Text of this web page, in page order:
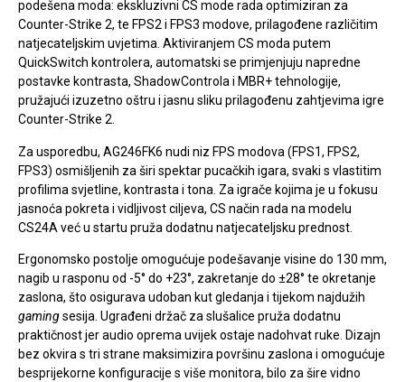
podešena moda: ekskluzivni CS mode rada optimiziran za
Counter-Strike 2, te FPS2 i FPS3 modove, prilagođene različitim
natjecateljskim uvjetima. Aktiviranjem CS moda putem
QuickSwitch kontrolera, automatski se primjenjuju napredne
postavke kontrasta, ShadowControla i MBR+ tehnologije,
pružajući izuzetno oštru i jasnu sliku prilagođenu zahtjevima igre
Counter-Strike 2.
Za usporedbu, AG246FK6 nudi niz FPS modova (FPS1, FPS2,
FPS3) osmišljenih za širi spektar pucačkih igara, svaki s vlastitim
profilima svjetline, kontrasta i tona. Za igrače kojima je u fokusu
jasnoća pokreta i vidljivost ciljeva, CS način rada na modelu
CS24A već u startu pruža dodatnu natjecateljsku prednost.
Ergonomsko postolje omogućuje podešavanje visine do 130 mm,
nagib u rasponu od -5° do +23°, zakretanje do ±28° te okretanje
zaslona, što osigurava udoban kut gledanja i tijekom najdužih
gamingsesija. Ugrađeni držač za slušalice pruža dodatnu
praktičnost jer audio oprema uvijek ostaje nadohvat ruke. Dizajn
bez okvira s tri strane maksimizira površinu zaslona i omogućuje
besprijekorne konfiguracije s više monitora, bilo za šire vidno